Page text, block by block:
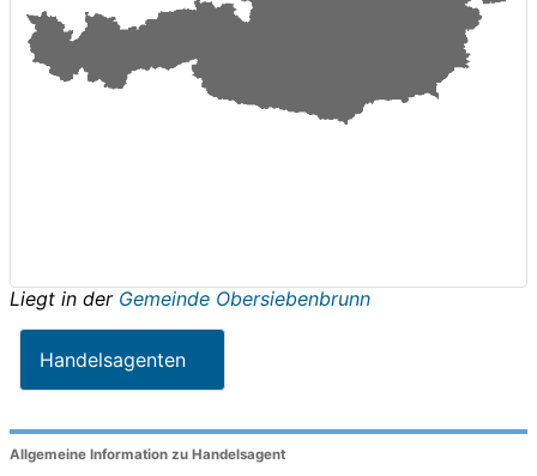
Liegt in der Gemeinde Obersiebenbrunn
Handelsagenten
Allgemeine Information zu Handelsagent